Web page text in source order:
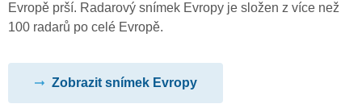
Evropě prší. Radarový snímek Evropy je složen z více než
100 radarů po celé Evropě.
Zobrazit snímek Evropy